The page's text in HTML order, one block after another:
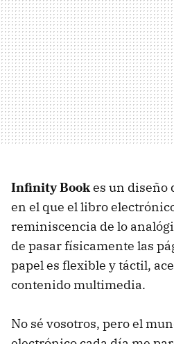
Infinity Bookes un diseño
en el que el libro
reminiscencia de lo
de pasar físicamente las
papel es flexible y táctil,
contenido multimedia.
No sé vosotros, pero el